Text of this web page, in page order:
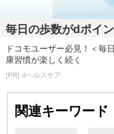
休業日
■その他共通および商
さい）
毎日の歩数がdポイン
ドコモユーザー必見！＜毎
康習慣が楽しく続く
[PR] dヘルスケア
関連キーワード